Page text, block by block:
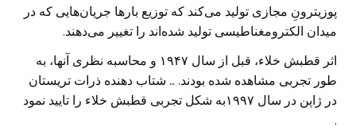
پوزیترونِ مجازی تولید می‌کند که توزیع بارها جریان‌هایی که در
میدان الکترومغناطیسی تولید شده‌اند را تغییر می‌دهند.
اثر قطبش خلاء، قبل از سال ۱۹۴۷ و محاسبه نظری آنها، به
طور تجربی مشاهده شده بودند. … شتاب دهنده ذرات تریستان
در ژاپن در سال ۱۹۹۷به شکل تجربی قطبش خلاء را تایید نمود
.